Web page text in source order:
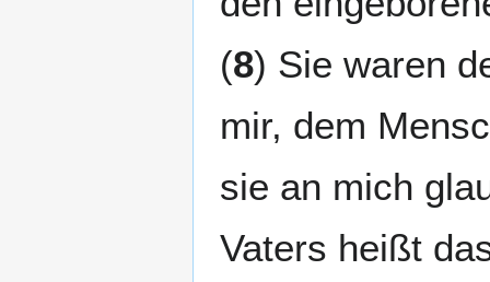
(8) Sie waren
mir, dem
sie an mich
Vaters heißt